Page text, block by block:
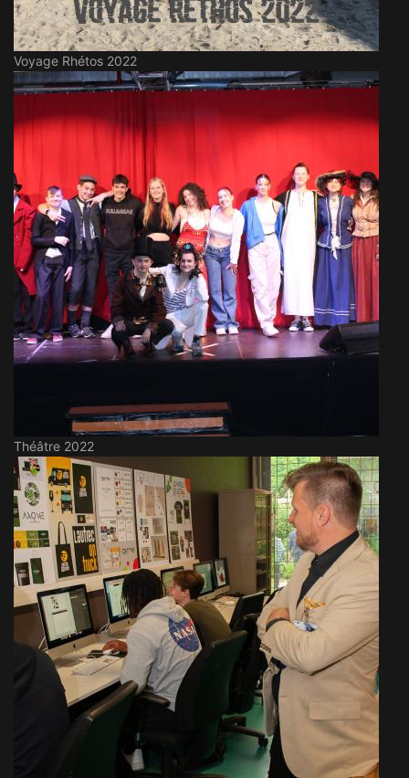
Voyage Rhétos 2022
Théâtre 2022